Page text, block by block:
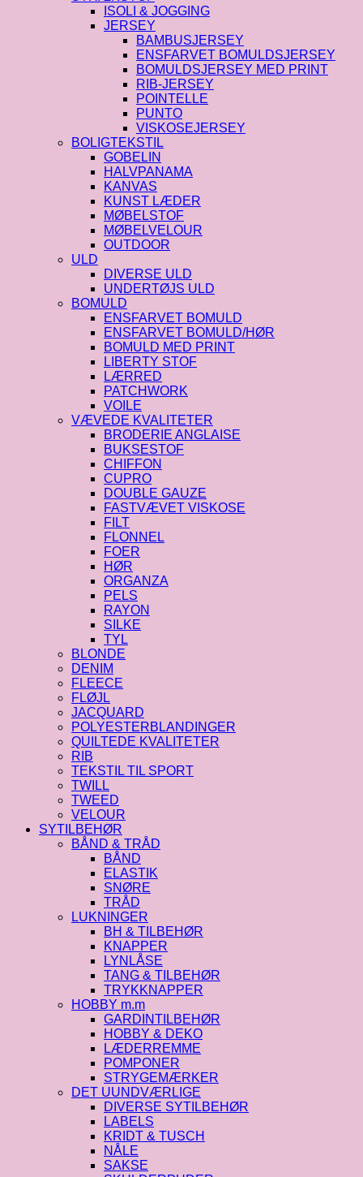
ISOLI & JOGGING
JERSEY
BAMBUSJERSEY
ENSFARVET BOMULDSJERSEY
BOMULDSJERSEY MED PRINT
RIB-JERSEY
POINTELLE
PUNTO
VISKOSEJERSEY
BOLIGTEKSTIL
GOBELIN
HALVPANAMA
KANVAS
KUNST LÆDER
MØBELSTOF
MØBELVELOUR
OUTDOOR
ULD
DIVERSE ULD
UNDERTØJS ULD
BOMULD
ENSFARVET BOMULD
ENSFARVET BOMULD/HØR
BOMULD MED PRINT
LIBERTY STOF
LÆRRED
PATCHWORK
VOILE
VÆVEDE KVALITETER
BRODERIE ANGLAISE
BUKSESTOF
CHIFFON
CUPRO
DOUBLE GAUZE
FASTVÆVET VISKOSE
FILT
FLONNEL
FOER
HØR
ORGANZA
PELS
RAYON
SILKE
TYL
BLONDE
DENIM
FLEECE
FLØJL
JACQUARD
POLYESTERBLANDINGER
QUILTEDE KVALITETER
RIB
TEKSTIL TIL SPORT
TWILL
TWEED
VELOUR
SYTILBEHØR
BÅND & TRÅD
BÅND
ELASTIK
SNØRE
TRÅD
LUKNINGER
BH & TILBEHØR
KNAPPER
LYNLÅSE
TANG & TILBEHØR
TRYKKNAPPER
HOBBY m.m
GARDINTILBEHØR
HOBBY & DEKO
LÆDERREMME
POMPONER
STRYGEMÆRKER
DET UUNDVÆRLIGE
DIVERSE SYTILBEHØR
LABELS
KRIDT & TUSCH
NÅLE
SAKSE